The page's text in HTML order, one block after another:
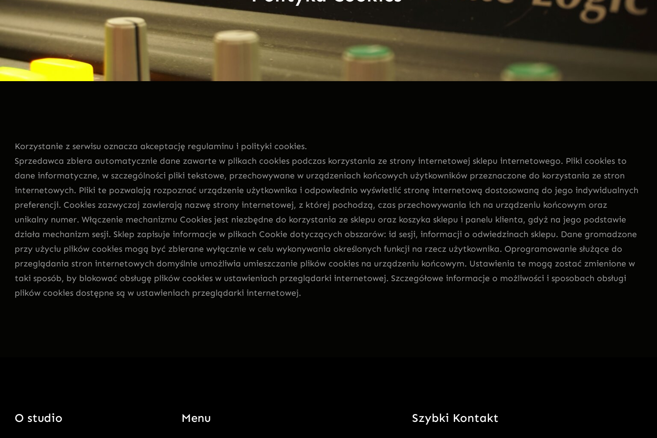
Korzystanie z serwisu oznacza akceptację regulaminu i polityki cookies.
Sprzedawca zbiera automatycznie dane zawarte w plikach cookies podczas korzystania ze strony internetowej sklepu internetowego. Pliki cookies to
dane informatyczne, w szczególności pliki tekstowe, przechowywane w urządzeniach końcowych użytkowników przeznaczone do korzystania ze stron
internetowych. Pliki te pozwalają rozpoznać urządzenie użytkownika i odpowiednio wyświetlić stronę internetową dostosowaną do jego indywidualnych
preferencji. Cookies zazwyczaj zawierają nazwę strony internetowej, z której pochodzą, czas przechowywania ich na urządzeniu końcowym oraz
unikalny numer. Włączenie mechanizmu Cookies jest niezbędne do korzystania ze sklepu oraz koszyka sklepu i panelu klienta, gdyż na jego podstawie
działa mechanizm sesji. Sklep zapisuje informacje w plikach Cookie dotyczących obszarów: id sesji, informacji o odwiedzinach sklepu. Dane gromadzone
przy użyciu plików cookies mogą być zbierane wyłącznie w celu wykonywania określonych funkcji na rzecz użytkownika. Oprogramowanie służące do
przeglądania stron internetowych domyślnie umożliwia umieszczanie plików cookies na urządzeniu końcowym. Ustawienia te mogą zostać zmienione w
taki sposób, by blokować obsługę plików cookies w ustawieniach przeglądarki internetowej. Szczegółowe informacje o możliwości i sposobach obsługi
plików cookies dostępne są w ustawieniach przeglądarki internetowej.
O studio Menu Szybki Kontakt